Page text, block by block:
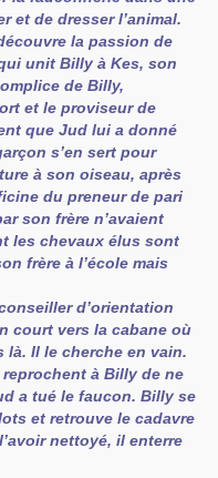
et de dresser l’animal.
la passion de
unit Billy à Kes, son
de Billy,
et le proviseur de
que Jud lui a donné
s’en sert pour
à son oiseau, après
du preneur de pari
son frère n’avaient
les chevaux élus sont
frère à l’école mais
d’orientation
court vers la cabane où
là. Il le cherche en vain.
à Billy de ne
a tué le faucon. Billy se
et retrouve le cadavre
nettoyé, il enterre